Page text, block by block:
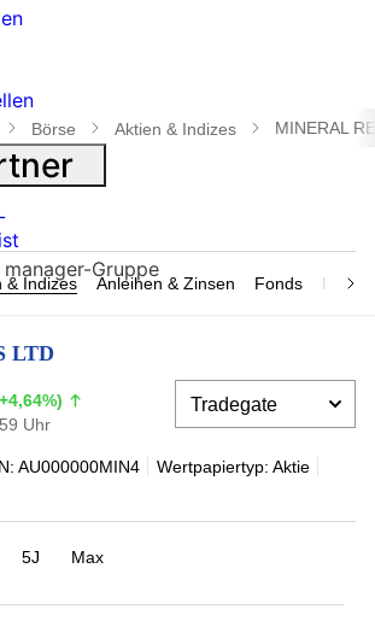
Börse Aktien & Indizes MINERAL
& Indizes Anleihen & Zinsen Fonds
LTD
Uhr
AU000000MIN4
Wertpapiertyp: Aktie
5J Max
Gruppe